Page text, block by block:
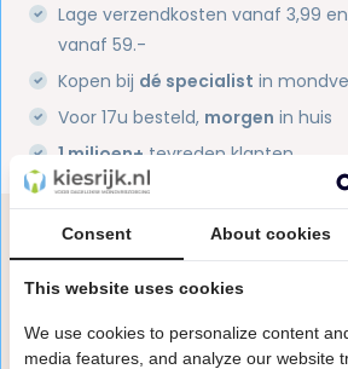
Lage verzendkosten vanaf 3,99 en
vanaf 59.-
Kopen bij dé specialist in
Voor 17u besteld, morgen in huis
1 miljoen+ tevreden klanten
Heb je een vraag over dit
in de chat of stuur een
Stuur e-mail
Consent About cookies
This website uses cookies
We use cookies to personalize content
media features, and analyze our website